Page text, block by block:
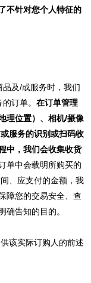
不针对您个人特征的
及/或服务时，我们
订单。 在订单管理
理位置）、相机/摄像
服务的识别或扫码收
中，我们会收集收货
单中会载明所购买的
、应支付的金额，我
障您的交易安全、查
确告知的目的。
该实际订购人的前述